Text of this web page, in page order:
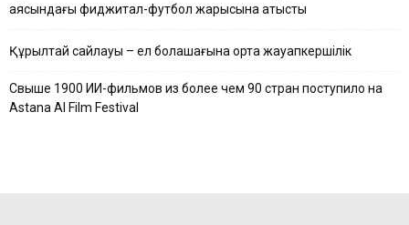
аясындағы фиджитал-футбол жарысына қатысты
Құрылтай сайлауы – ел болашағына ортақ жауапкершілік
Свыше 1900 ИИ-фильмов из более чем 90 стран поступило на
Astana AI Film Festival